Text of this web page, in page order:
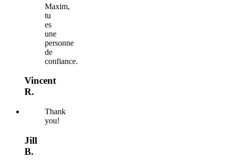
Maxim,
tu
es
une
personne
de
confiance.
Vincent
R.
Thank
you!
Jill
B.